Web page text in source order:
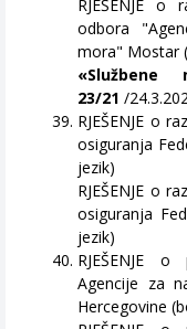
RJEŠENJE
odbora
mora" Mostar
23/21 /
RJEŠENJE o
osiguranja
jezik)
RJEŠENJE o
osiguranja
jezik)
RJEŠENJE
Agencije za
Hercegovine